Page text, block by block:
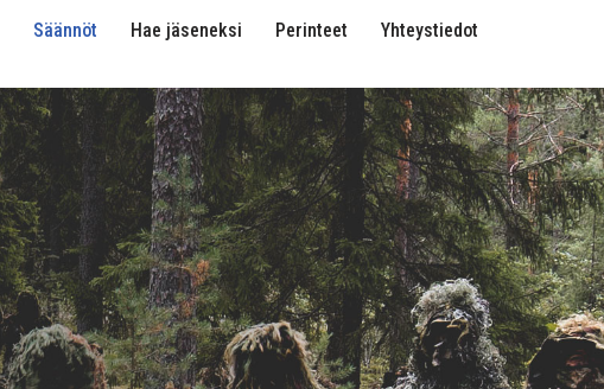
Säännöt Hae jäseneksi Perinteet Yhteystiedot